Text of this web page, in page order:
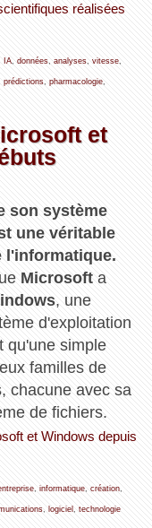
réalisées
IA, données, analyses, vitesse,
prédictions, pharmacologie,
et
son système
une véritable
l'informatique.
Microsofta
, une
d'exploitation
qu'une simple
familles de
chacune avec sa
de fichiers.
et Windows depuis
, informatique, création,
, logiciel , technologie